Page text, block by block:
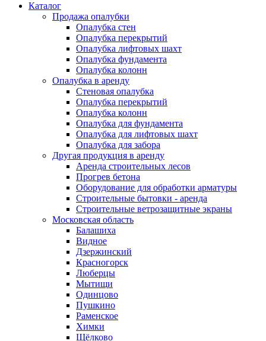
Каталог
Продажа опалубки
Опалубка стен
Опалубка перекрытий
Опалубка лифтовых шахт
Опалубка фундамента
Опалубка колонн
Опалубка в аренду
Стеновая опалубка
Опалубка перекрытий
Опалубка колонн
Опалубка для фундамента
Опалубка для лифтовых шахт
Опалубка для забора
Другая продукция в аренду
Аренда строительных лесов
Прогрев бетона
Оборудование для обработки арматуры
Строительные бытовки - аренда
Строительные ветрозащитные экраны
Московская область
Балашиха
Видное
Дзержинский
Красногорск
Люберцы
Мытищи
Одинцово
Пушкино
Раменское
Химки
Щёлково